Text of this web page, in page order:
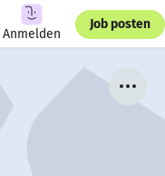
Anmelden
Job posten